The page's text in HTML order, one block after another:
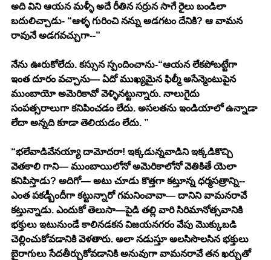
అది విని ఆయన మళ్ళీ అదే రీతిన సర్రున సాగే రైలు బండిలా
బదులిచ్చాడు- “ఆళ్ళ గురించి నన్ను అడగటం దేనికి? ఆ వామన
రావునే అడగవచ్చుగా--”
నేను ఊరుకోలేదు. కస్సున స్పందించాను-“ఆయన లేకపోబట్టేగా
ఇంత దూరం వచ్చాను— ఏదో ముఖ్యమైన ఫిల్మీ అసేన్మెంటుపైన
ముంబాయో అమెరికావో వెళ్ళినట్టున్నారు. నాలుగైదు
సంపత్సరాలుగా కనిపించడం లేదు. అసలతను ఇండియాలో ఉన్నాడా
లేదా అన్నది కూడా తెలియడం లేదు. ”
“భలేవాడివేనయ్యా దామోదరా! ఇక్కడున్నవాడిని ఇక్కడికొచ్చి
వెతకాలి గాని— ముంబాయిలోనో అమెరికాలోనో వెతికితే యెలా
కనిపిస్తాడు? అదిగో— అటు చూడు కొత్తగా కట్తూన్న ధర్మసత్రాన్ని--
ఎంత పకడ్బీందీగా కట్టున్నారో గమనించావా— దానిని వామనరావే
కట్తున్నాడు. ఎందుకో తెలుసా—పైడి తల్లి వారి సిరిమానోత్సవానికి
భక్తులు ఇటునుండే కాలినడకన విజయనగరం వేపు మొక్కుబడి
చెల్లించుకోవడానికి వెళతారు. అలా నడుస్తూ అలసిసొలసిన భక్తులు
బైరాగులు సేదతీర్చుకోవడానికి అనువుగా వామనరావే తన ఖర్చుతో